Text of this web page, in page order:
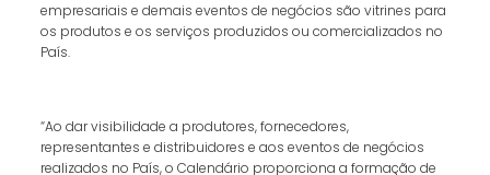
empresariais e demais eventos de negócios são vitrines para
os produtos e os serviços produzidos ou comercializados no
País.
“Ao dar visibilidade a produtores, fornecedores,
representantes e distribuidores e aos eventos de negócios
realizados no País, o Calendário proporciona a formação de